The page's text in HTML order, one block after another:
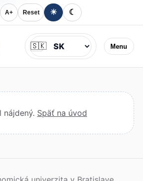
A+ Reset ☀ ☾
Menu
Jazyk
🇸🇰
nájdený. Späť na úvod